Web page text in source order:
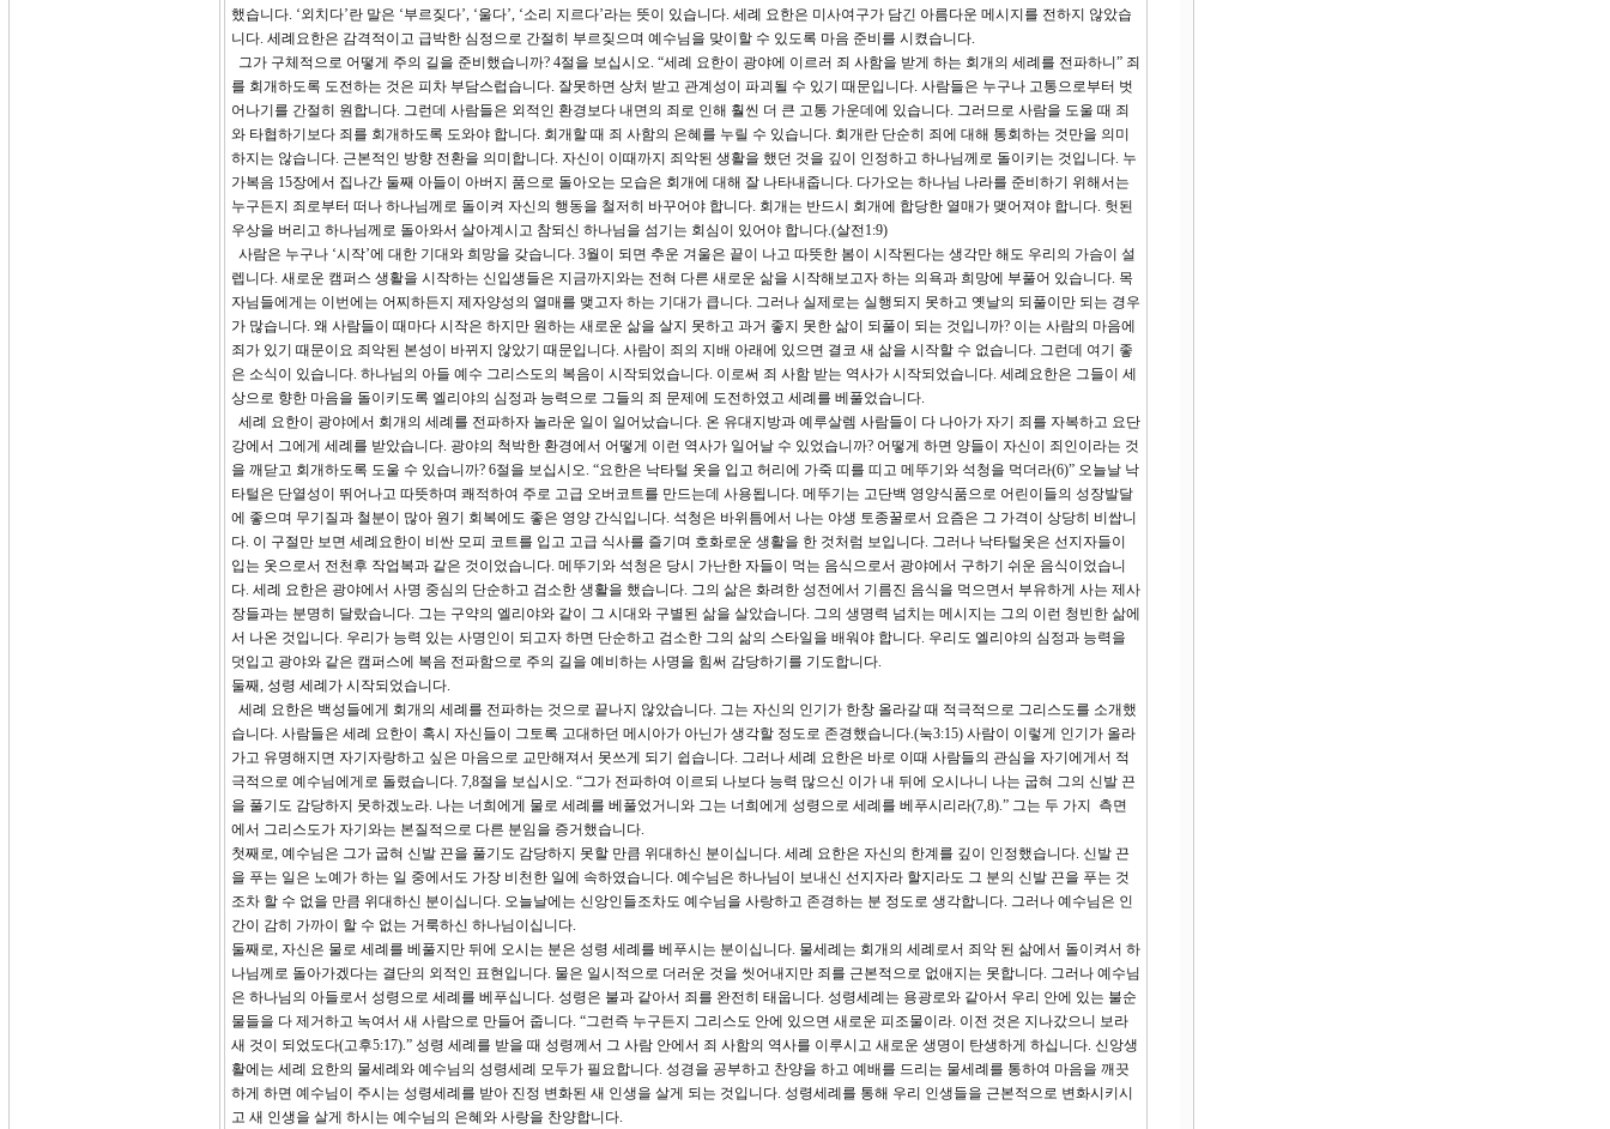
했습니다. ‘외치다’란 말은 ‘부르짖다’, ‘울다’, ‘소리 지르다’라는 뜻이 있습니다. 세례 요한은 미사여구가 담긴 아름다운 메시지를 전하지 않았습
니다. 세례요한은 감격적이고 급박한 심정으로 간절히 부르짖으며 예수님을 맞이할 수 있도록 마음 준비를 시켰습니다.
그가 구체적으로 어떻게 주의 길을 준비했습니까? 4절을 보십시오. “세례 요한이 광야에 이르러 죄 사함을 받게 하는 회개의 세례를 전파하니” 죄
를 회개하도록 도전하는 것은 피차 부담스럽습니다. 잘못하면 상처 받고 관계성이 파괴될 수 있기 때문입니다. 사람들은 누구나 고통으로부터 벗
어나기를 간절히 원합니다. 그런데 사람들은 외적인 환경보다 내면의 죄로 인해 훨씬 더 큰 고통 가운데에 있습니다. 그러므로 사람을 도울 때 죄
와 타협하기보다 죄를 회개하도록 도와야 합니다. 회개할 때 죄 사함의 은혜를 누릴 수 있습니다. 회개란 단순히 죄에 대해 통회하는 것만을 의미
하지는 않습니다. 근본적인 방향 전환을 의미합니다. 자신이 이때까지 죄악된 생활을 했던 것을 깊이 인정하고 하나님께로 돌이키는 것입니다. 누
가복음 15장에서 집나간 둘째 아들이 아버지 품으로 돌아오는 모습은 회개에 대해 잘 나타내줍니다. 다가오는 하나님 나라를 준비하기 위해서는
누구든지 죄로부터 떠나 하나님께로 돌이켜 자신의 행동을 철저히 바꾸어야 합니다. 회개는 반드시 회개에 합당한 열매가 맺어져야 합니다. 헛된
우상을 버리고 하나님께로 돌아와서 살아계시고 참되신 하나님을 섬기는 회심이 있어야 합니다.(살전1:9)
사람은 누구나 ‘시작’에 대한 기대와 희망을 갖습니다. 3월이 되면 추운 겨울은 끝이 나고 따뜻한 봄이 시작된다는 생각만 해도 우리의 가슴이 설
렙니다. 새로운 캠퍼스 생활을 시작하는 신입생들은 지금까지와는 전혀 다른 새로운 삶을 시작해보고자 하는 의욕과 희망에 부풀어 있습니다. 목
자님들에게는 이번에는 어찌하든지 제자양성의 열매를 맺고자 하는 기대가 큽니다. 그러나 실제로는 실행되지 못하고 옛날의 되풀이만 되는 경우
가 많습니다. 왜 사람들이 때마다 시작은 하지만 원하는 새로운 삶을 살지 못하고 과거 좋지 못한 삶이 되풀이 되는 것입니까? 이는 사람의 마음에
죄가 있기 때문이요 죄악된 본성이 바뀌지 않았기 때문입니다. 사람이 죄의 지배 아래에 있으면 결코 새 삶을 시작할 수 없습니다. 그런데 여기 좋
은 소식이 있습니다. 하나님의 아들 예수 그리스도의 복음이 시작되었습니다. 이로써 죄 사함 받는 역사가 시작되었습니다. 세례요한은 그들이 세
상으로 향한 마음을 돌이키도록 엘리야의 심정과 능력으로 그들의 죄 문제에 도전하였고 세례를 베풀었습니다.
세례 요한이 광야에서 회개의 세례를 전파하자 놀라운 일이 일어났습니다. 온 유대지방과 예루살렘 사람들이 다 나아가 자기 죄를 자복하고 요단
강에서 그에게 세례를 받았습니다. 광야의 척박한 환경에서 어떻게 이런 역사가 일어날 수 있었습니까? 어떻게 하면 양들이 자신이 죄인이라는 것
을 깨닫고 회개하도록 도울 수 있습니까? 6절을 보십시오. “요한은 낙타털 옷을 입고 허리에 가죽 띠를 띠고 메뚜기와 석청을 먹더라(6)” 오늘날 낙
타털은 단열성이 뛰어나고 따뜻하며 쾌적하여 주로 고급 오버코트를 만드는데 사용됩니다. 메뚜기는 고단백 영양식품으로 어린이들의 성장발달
에 좋으며 무기질과 철분이 많아 원기 회복에도 좋은 영양 간식입니다. 석청은 바위틈에서 나는 야생 토종꿀로서 요즘은 그 가격이 상당히 비쌉니
다. 이 구절만 보면 세례요한이 비싼 모피 코트를 입고 고급 식사를 즐기며 호화로운 생활을 한 것처럼 보입니다. 그러나 낙타털옷은 선지자들이
입는 옷으로서 전천후 작업복과 같은 것이었습니다. 메뚜기와 석청은 당시 가난한 자들이 먹는 음식으로서 광야에서 구하기 쉬운 음식이었습니
다. 세례 요한은 광야에서 사명 중심의 단순하고 검소한 생활을 했습니다. 그의 삶은 화려한 성전에서 기름진 음식을 먹으면서 부유하게 사는 제사
장들과는 분명히 달랐습니다. 그는 구약의 엘리야와 같이 그 시대와 구별된 삶을 살았습니다. 그의 생명력 넘치는 메시지는 그의 이런 청빈한 삶에
서 나온 것입니다. 우리가 능력 있는 사명인이 되고자 하면 단순하고 검소한 그의 삶의 스타일을 배워야 합니다. 우리도 엘리야의 심정과 능력을
덧입고 광야와 같은 캠퍼스에 복음 전파함으로 주의 길을 예비하는 사명을 힘써 감당하기를 기도합니다.
둘째, 성령 세례가 시작되었습니다.
세례 요한은 백성들에게 회개의 세례를 전파하는 것으로 끝나지 않았습니다. 그는 자신의 인기가 한창 올라갈 때 적극적으로 그리스도를 소개했
습니다. 사람들은 세례 요한이 혹시 자신들이 그토록 고대하던 메시아가 아닌가 생각할 정도로 존경했습니다.(눅3:15) 사람이 이렇게 인기가 올라
가고 유명해지면 자기자랑하고 싶은 마음으로 교만해져서 못쓰게 되기 쉽습니다. 그러나 세례 요한은 바로 이때 사람들의 관심을 자기에게서 적
극적으로 예수님에게로 돌렸습니다. 7,8절을 보십시오. “그가 전파하여 이르되 나보다 능력 많으신 이가 내 뒤에 오시나니 나는 굽혀 그의 신발 끈
을 풀기도 감당하지 못하겠노라. 나는 너희에게 물로 세례를 베풀었거니와 그는 너희에게 성령으로 세례를 베푸시리라(7,8).” 그는 두 가지 측면
에서 그리스도가 자기와는 본질적으로 다른 분임을 증거했습니다.
첫째로, 예수님은 그가 굽혀 신발 끈을 풀기도 감당하지 못할 만큼 위대하신 분이십니다. 세례 요한은 자신의 한계를 깊이 인정했습니다. 신발 끈
을 푸는 일은 노예가 하는 일 중에서도 가장 비천한 일에 속하였습니다. 예수님은 하나님이 보내신 선지자라 할지라도 그 분의 신발 끈을 푸는 것
조차 할 수 없을 만큼 위대하신 분이십니다. 오늘날에는 신앙인들조차도 예수님을 사랑하고 존경하는 분 정도로 생각합니다. 그러나 예수님은 인
간이 감히 가까이 할 수 없는 거룩하신 하나님이십니다.
둘째로, 자신은 물로 세례를 베풀지만 뒤에 오시는 분은 성령 세례를 베푸시는 분이십니다. 물세례는 회개의 세례로서 죄악 된 삶에서 돌이켜서 하
나님께로 돌아가겠다는 결단의 외적인 표현입니다. 물은 일시적으로 더러운 것을 씻어내지만 죄를 근본적으로 없애지는 못합니다. 그러나 예수님
은 하나님의 아들로서 성령으로 세례를 베푸십니다. 성령은 불과 같아서 죄를 완전히 태웁니다. 성령세례는 용광로와 같아서 우리 안에 있는 불순
물들을 다 제거하고 녹여서 새 사람으로 만들어 줍니다. “그런즉 누구든지 그리스도 안에 있으면 새로운 피조물이라. 이전 것은 지나갔으니 보라
새 것이 되었도다(고후5:17).” 성령 세례를 받을 때 성령께서 그 사람 안에서 죄 사함의 역사를 이루시고 새로운 생명이 탄생하게 하십니다. 신앙생
활에는 세례 요한의 물세례와 예수님의 성령세례 모두가 필요합니다. 성경을 공부하고 찬양을 하고 예배를 드리는 물세례를 통하여 마음을 깨끗
하게 하면 예수님이 주시는 성령세례를 받아 진정 변화된 새 인생을 살게 되는 것입니다. 성령세례를 통해 우리 인생들을 근본적으로 변화시키시
고 새 인생을 살게 하시는 예수님의 은혜와 사랑을 찬양합니다.